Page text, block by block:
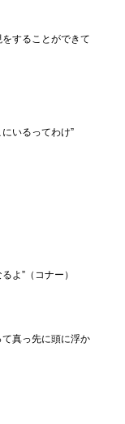
することができて
いるってわけ”
よ”（コナー）
真っ先に頭に浮か